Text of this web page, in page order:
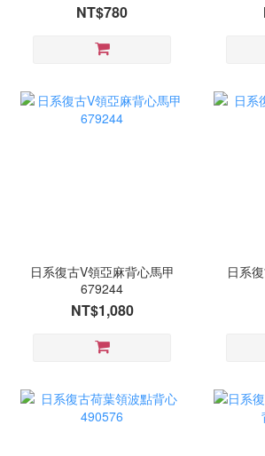
NT$780
日系復古V領亞麻背心馬甲
679244
NT$1,080
日系